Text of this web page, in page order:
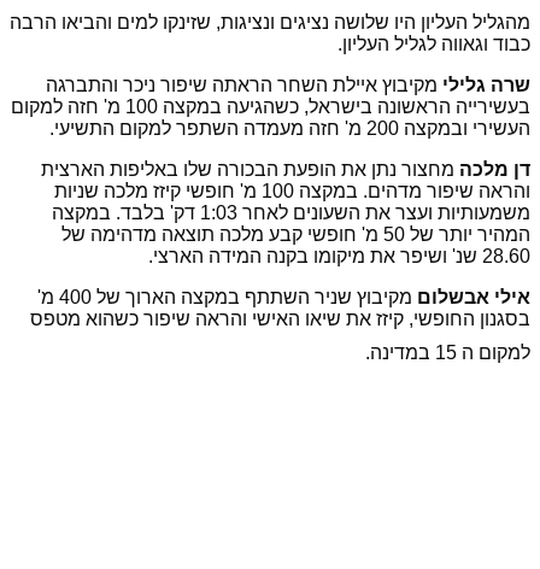
מהגליל העליון היו שלושה נציגים ונציגות, שזינקו למים והביאו הרבה
כבוד וגאווה לגליל העליון.
שרה גלילי מקיבוץ איילת השחר הראתה שיפור ניכר והתברגה
בעשירייה הראשונה בישראל, כשהגיעה במקצה 100 מ' חזה למקום
העשירי ובמקצה 200 מ' חזה מעמדה השתפר למקום התשיעי.
דן מלכה מחצור נתן את הופעת הבכורה שלו באליפות הארצית
והראה שיפור מדהים. במקצה 100 מ' חופשי קיזז מלכה שניות
משמעותיות ועצר את השעונים לאחר 1:03 דק' בלבד. במקצה
המהיר יותר של 50 מ' חופשי קבע מלכה תוצאה מדהימה של
28.60 שנ' ושיפר את מיקומו בקנה המידה הארצי.
אילי אבשלום
מקיבוץ שניר השתתף במקצה הארוך של 400 מ'
בסגנון החופשי, קיזז את שיאו האישי והראה שיפור כשהוא מטפס
למקום ה 15 במדינה.